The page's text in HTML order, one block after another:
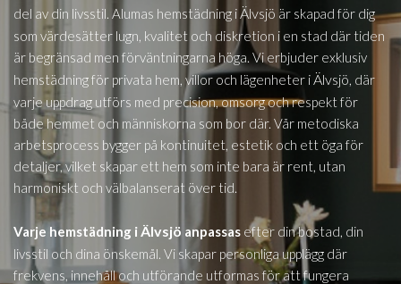
del av din livsstil. Alumas hemstädning i Älvsjö är skapad för dig
som värdesätter lugn, kvalitet och diskretion i en stad där tiden
är begränsad men förväntningarna höga. Vi erbjuder exklusiv
hemstädning för privata hem, villor och lägenheter i Älvsjö, där
varje uppdrag utförs med precision, omsorg och respekt för
både hemmet och människorna som bor där. Vår metodiska
arbetsprocess bygger på kontinuitet, estetik och ett öga för
detaljer, vilket skapar ett hem som inte bara är rent, utan
harmoniskt och välbalanserat över tid.
Varje hemstädning i Älvsjö anpassas efter din bostad, din
livsstil och dina önskemål. Vi skapar personliga upplägg där
frekvens, innehåll och utförande utformas för att fungera